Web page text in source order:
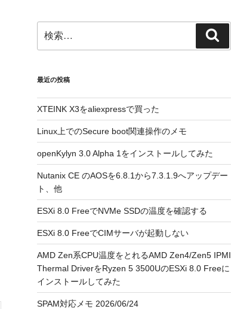
索:
索
最近の投稿
XTEINK X3をaliexpressで買った
Linux上でのSecure boot関連操作のメモ
openKylyn 3.0 Alpha 1をインストールしてみた
Nutanix CE のAOSを6.8.1から7.3.1.9へアップデー
ト、他
ESXi 8.0 FreeでNVMe SSDの温度を確認する
ESXi 8.0 FreeでCIMサーバが起動しない
AMD Zen系CPU温度をとれるAMD Zen4/Zen5 IPMI
Thermal DriverをRyzen 5 3500UのESXi 8.0 Freeに
インストールしてみた
SPAM対応メモ 2026/06/24